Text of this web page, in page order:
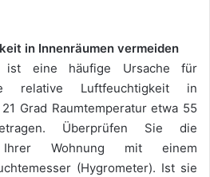
in Innenräumen vermeiden
ist eine häufige Ursache für
relative Luftfeuchtigkeit in
Grad Raumtemperatur etwa 55
Überprüfen Sie die
Wohnung mit einem
(Hygrometer). Ist sie